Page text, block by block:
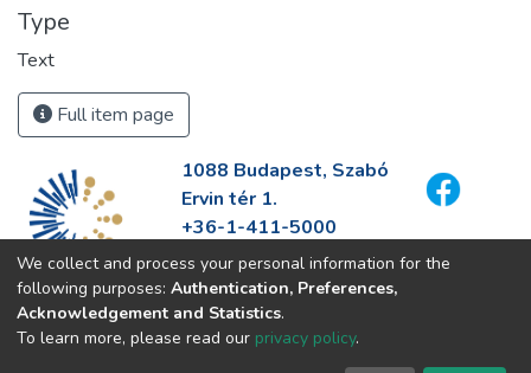
Type
Text
Full item page
1088 Budapest, Szabó
Ervin tér 1.
+36-1-411-5000
info@fszek.hu
https://fszek.hu
We collect and process your personal information for the
following purposes: Authentication, Preferences,
Acknowledgement and Statistics.
To learn more, please read our privacy policy.